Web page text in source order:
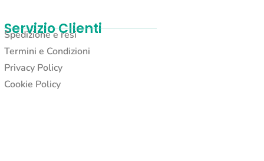
Servizio Clienti
Spedizione e resi
Termini e Condizioni
Privacy Policy
Cookie Policy